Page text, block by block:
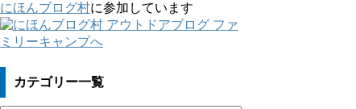
にほんブログ村に参加しています
カテゴリー一覧